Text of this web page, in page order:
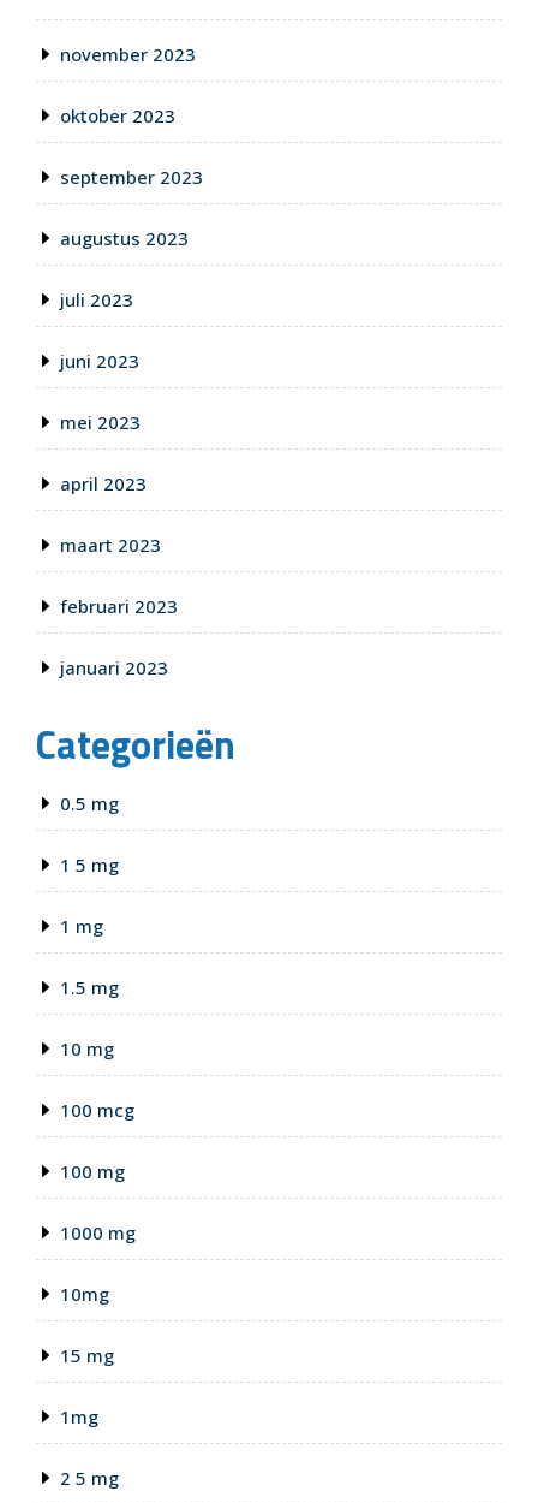
november 2023
oktober 2023
september 2023
augustus 2023
juli 2023
juni 2023
mei 2023
april 2023
maart 2023
februari 2023
januari 2023
Categorieën
0.5 mg
1 5 mg
1 mg
1.5 mg
10 mg
100 mcg
100 mg
1000 mg
10mg
15 mg
1mg
2 5 mg